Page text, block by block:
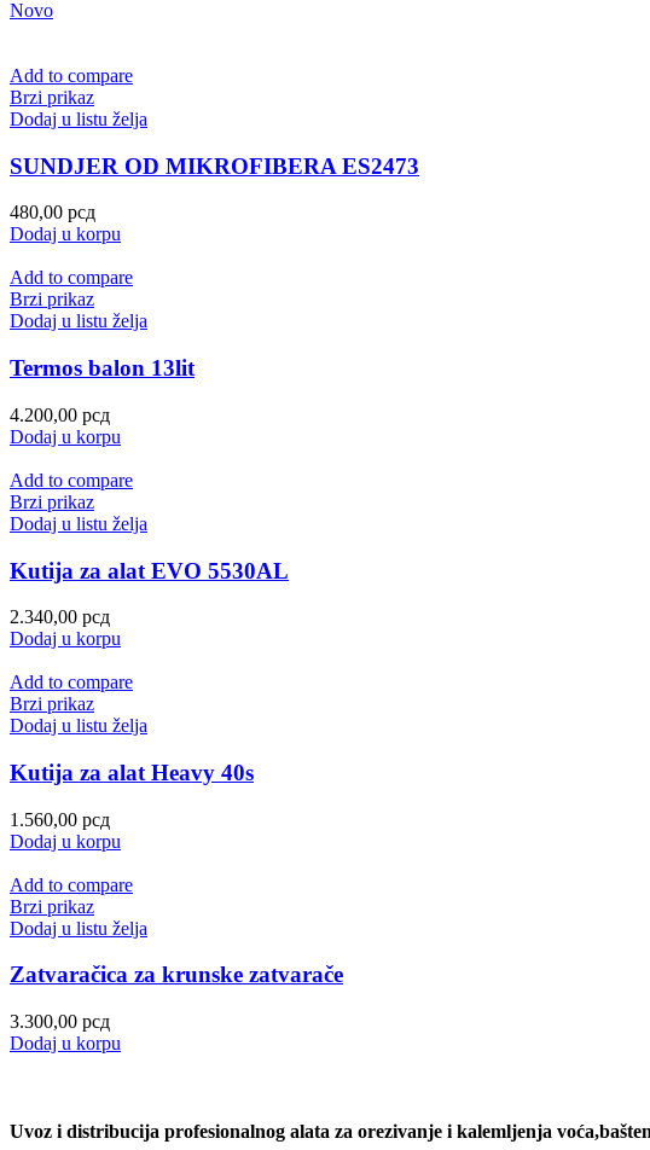
Novo
Add to compare
Brzi prikaz
Dodaj u listu želja
SUNDJER OD MIKROFIBERA ES2473
480,00 рсд
Dodaj u korpu
Add to compare
Brzi prikaz
Dodaj u listu želja
Termos balon 13lit
4.200,00 рсд
Dodaj u korpu
Add to compare
Brzi prikaz
Dodaj u listu želja
Kutija za alat EVO 5530AL
2.340,00 рсд
Dodaj u korpu
Add to compare
Brzi prikaz
Dodaj u listu želja
Kutija za alat Heavy 40s
1.560,00 рсд
Dodaj u korpu
Add to compare
Brzi prikaz
Dodaj u listu želja
Zatvaračica za krunske zatvarače
3.300,00 рсд
Dodaj u korpu
Uvoz i distribucija profesionalnog alata za orezivanje i kalemljenja